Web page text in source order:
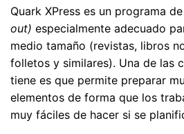
Quark XPress es un programa
out) especialmente adecuado
medio tamaño (revistas, libros
folletos y similares). Una de las
tiene es que permite preparar
elementos de forma que los
muy fáciles de hacer si se